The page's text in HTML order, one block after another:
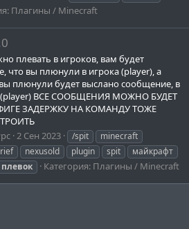
Плагины / Minecraft
плевать в игроков, вам будет
что вы плюнули в игрока (player), а
плюнули будет выслано сообщение, в
(player) ВСЕ СООБЩЕНИЯ МОЖНО БУДЕТ
ЗАДЕРЖКУ НА КОМАНДУ ТОЖЕ
2 Сен 2023 /spit
minecraft
nexusold plugin spit
майкрафт
плевок Категория: Плагины / Minecraft